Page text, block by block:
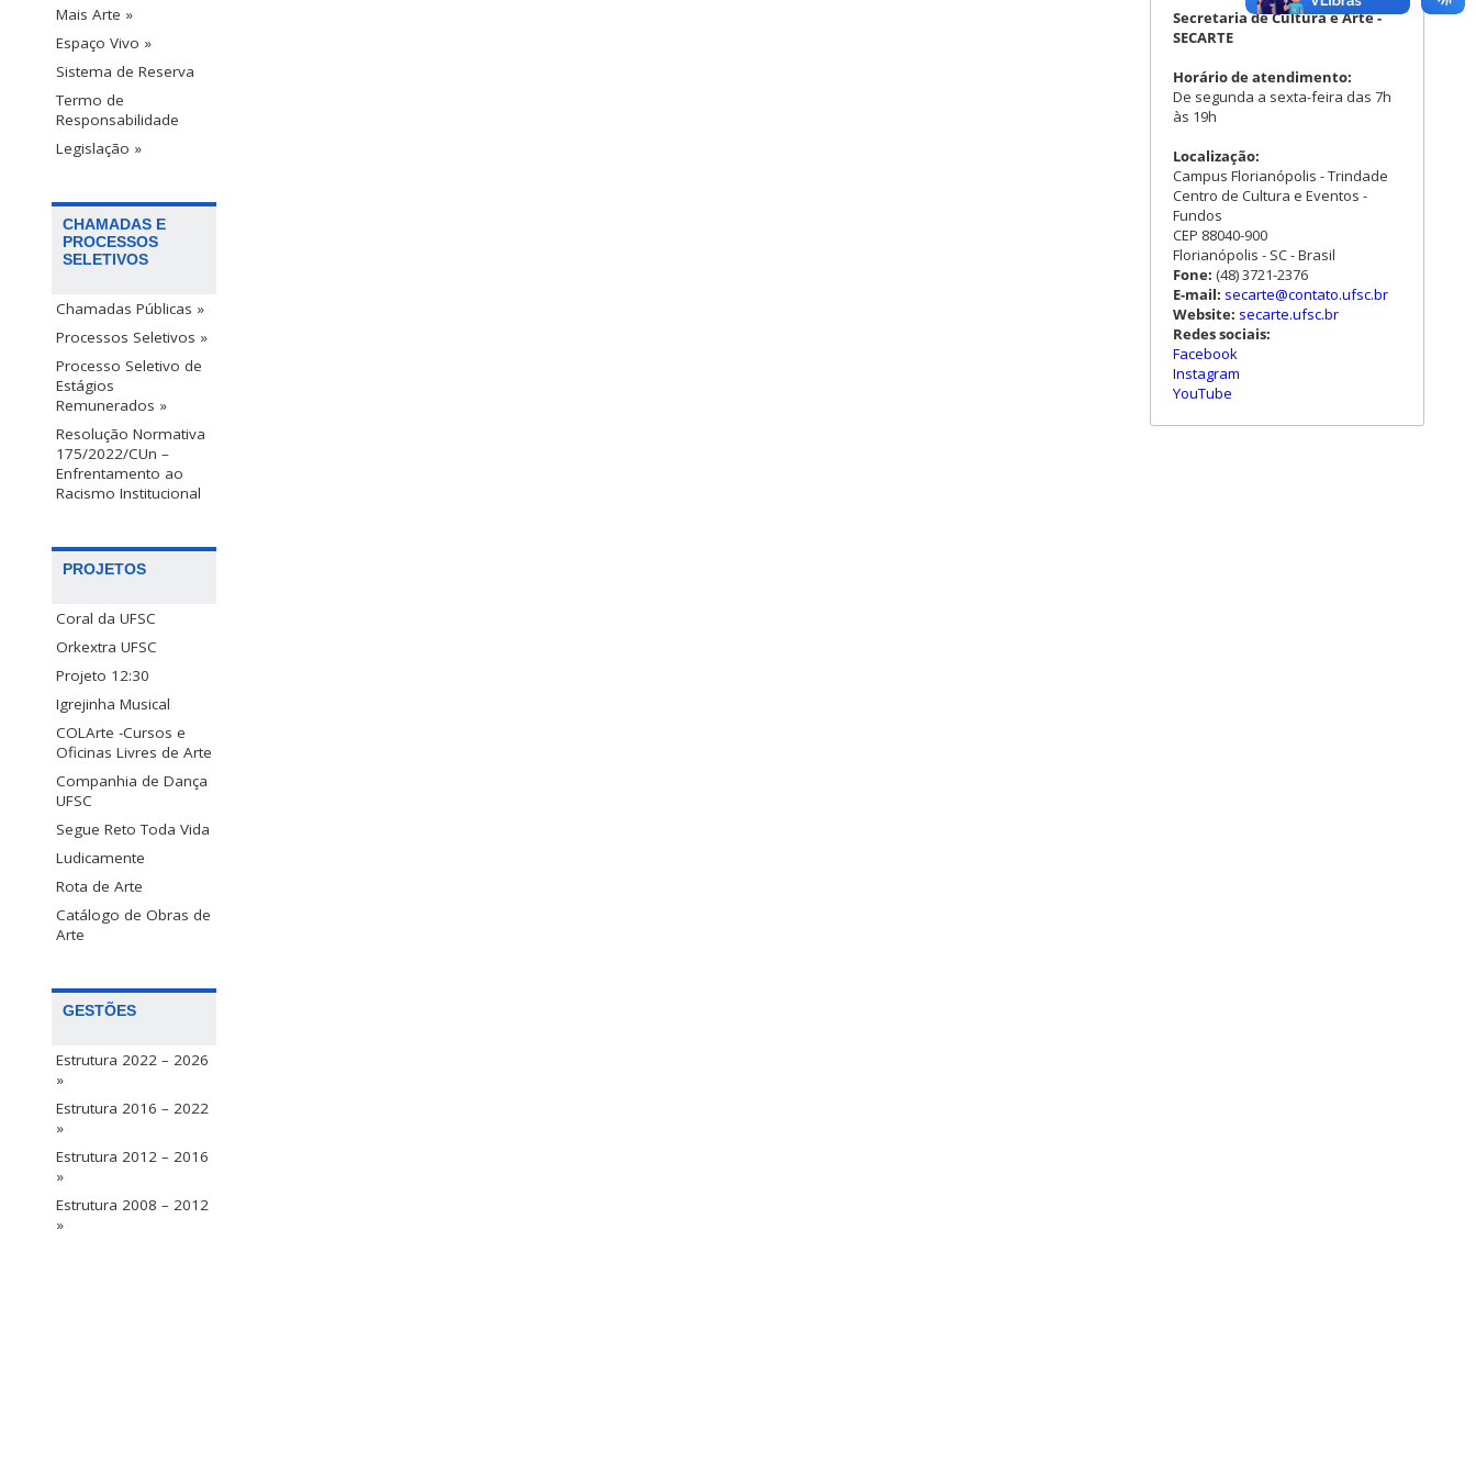
Mais Arte »
Espaço Vivo »
Sistema de Reserva
Termo de
Responsabilidade
Legislação »
CHAMADAS E
PROCESSOS
SELETIVOS
Chamadas Públicas »
Processos Seletivos »
Processo Seletivo de
Estágios
Remunerados »
Resolução Normativa
175/2022/CUn –
Enfrentamento ao
Racismo Institucional
PROJETOS
Coral da UFSC
Orkextra UFSC
Projeto 12:30
Igrejinha Musical
COLArte -Cursos e
Oficinas Livres de Arte
Companhia de Dança
UFSC
Segue Reto Toda Vida
Ludicamente
Rota de Arte
Catálogo de Obras de
Arte
GESTÕES
Estrutura 2022 – 2026
»
Estrutura 2016 – 2022
»
Estrutura 2012 – 2016
»
Estrutura 2008 – 2012
»
Secretaria de Cultura e Arte -
SECARTE
Horário de atendimento:
De segunda a sexta-feira das 7h
às 19h
Localização:
Campus Florianópolis - Trindade
Centro de Cultura e Eventos -
Fundos
CEP 88040-900
Florianópolis - SC - Brasil
Fone: (48) 3721-2376
E-mail: secarte@contato.ufsc.br
Website: secarte.ufsc.br
Redes sociais:
Facebook
Instagram
YouTube